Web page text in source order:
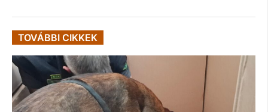
TOVÁBBI CIKKEK